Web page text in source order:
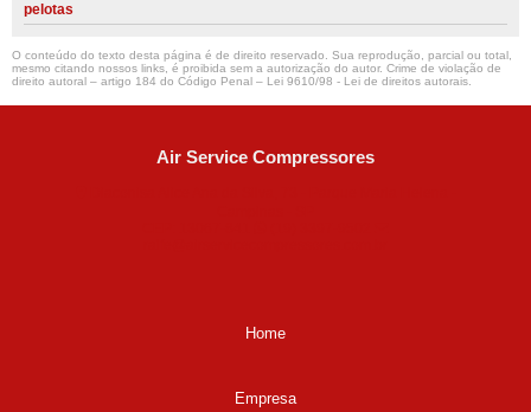
pelotas
O conteúdo do texto desta página é de direito reservado. Sua reprodução, parcial ou total,
mesmo citando nossos links, é proibida sem a autorização do autor. Crime de violação de
direito autoral – artigo 184 do Código Penal – Lei 9610/98 - Lei de direitos autorais.
Air Service Compressores
Home
Empresa